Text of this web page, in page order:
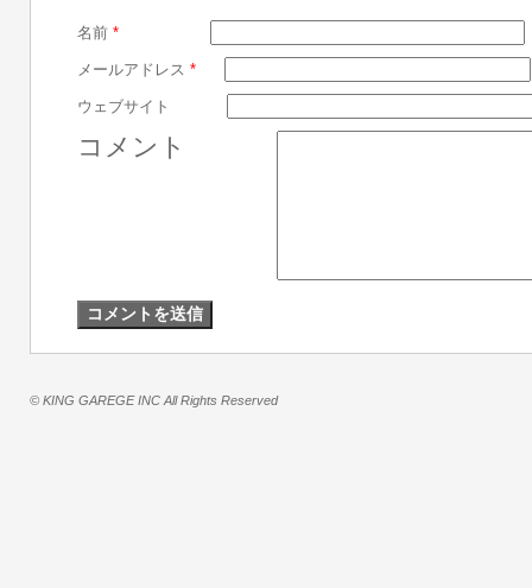
名前 *
メールアドレス *
ウェブサイト
コメント
© KING GAREGE INC All Rights Reserved